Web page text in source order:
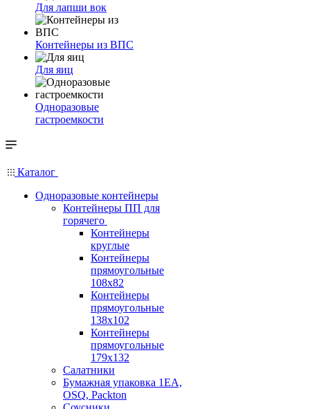
Для лапши вок
Контейнеры из ВПС
Для яиц
Одноразовые
гастроемкости
Каталог
Одноразовые контейнеры
Контейнеры ПП для
горячего
Контейнеры
круглые
Контейнеры
прямоугольные
108х82
Контейнеры
прямоугольные
138х102
Контейнеры
прямоугольные
179х132
Салатники
Бумажная упаковка 1ЕА,
OSQ, Packton